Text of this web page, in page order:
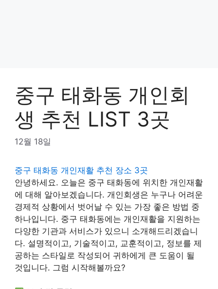
중구 태화동 개인회
생 추천 LIST 3곳
12월 18일
중구 태화동 개인재활 추천 장소 3곳
안녕하세요. 오늘은 중구 태화동에 위치한 개인재활
에 대해 알아보겠습니다. 개인회생은 누구나 어려운
경제적 상황에서 벗어날 수 있는 가장 좋은 방법 중
하나입니다. 중구 태화동에는 개인재활을 지원하는
다양한 기관과 서비스가 있으니 소개해드리겠습니
다. 설명적이고, 기술적이고, 교훈적이고, 정보를 제
공하는 스타일로 작성되어 귀하에게 큰 도움이 될
것입니다. 그럼 시작해볼까요?